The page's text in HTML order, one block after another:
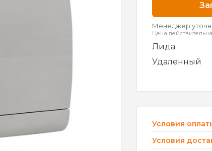
Менеджер
Цена
Лида
Удаленный
Условия
Условия